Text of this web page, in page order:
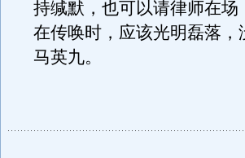
持缄默，也可以请律师在
在传唤时，应该光明磊落，
马英九。